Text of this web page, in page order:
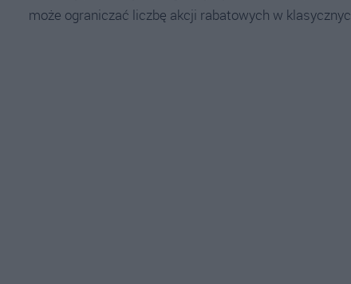
może ograniczać liczbę akcji rabatowych w